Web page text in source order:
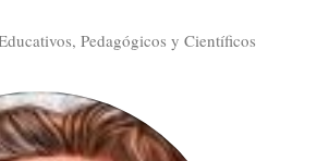
Pedagógicos y Científicos